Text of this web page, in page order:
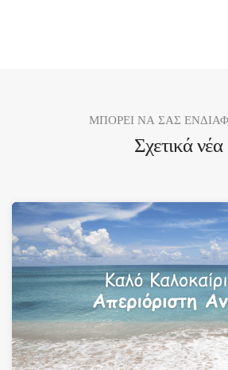
ΜΠΟΡΕΙ ΝΑ ΣΑΣ
Σχετικά νέα